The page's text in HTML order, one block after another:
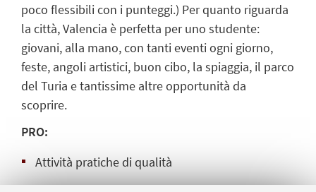
poco flessibili con i punteggi.) Per quanto riguarda
la città, Valencia è perfetta per uno studente:
giovani, alla mano, con tanti eventi ogni giorno,
feste, angoli artistici, buon cibo, la spiaggia, il parco
del Turia e tantissime altre opportunità da
scoprire.
PRO:
Attività pratiche di qualità